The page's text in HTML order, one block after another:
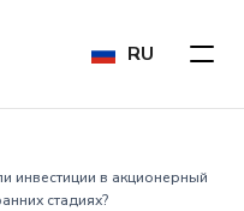
RU
инвестиции в акционерный
стадиях?